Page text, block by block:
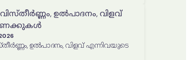
ഉൽപാദനം, വിളവ്
ഉൽപാദനം, വിളവ് എന്നിവയുടെ